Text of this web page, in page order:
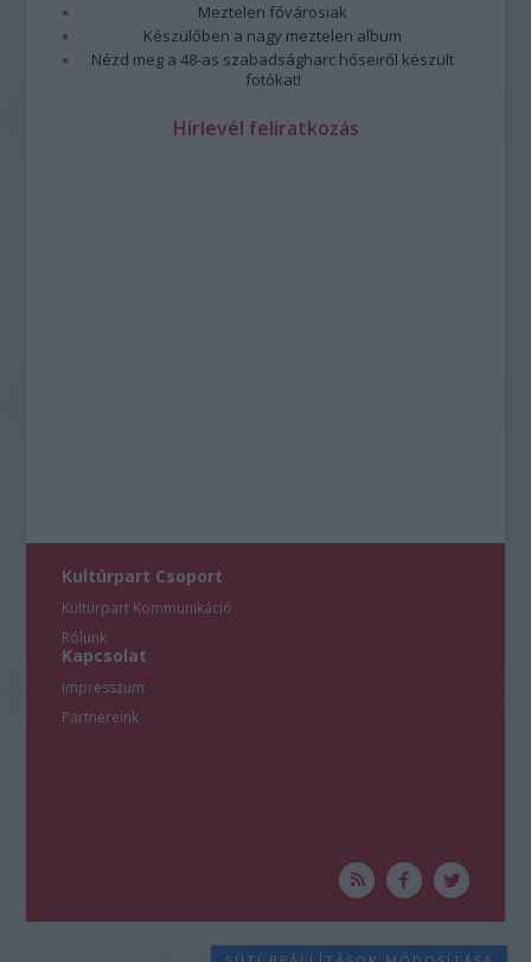
Meztelen fővárosiak
Készülőben a nagy meztelen album
Nézd meg a 48-as szabadságharc hőseiről készült
fotókat!
Hírlevél feliratkozás
Kultúrpart Csoport
Kultúrpart Kommunikáció
Rólunk
Kapcsolat
Impresszum
Partnereink